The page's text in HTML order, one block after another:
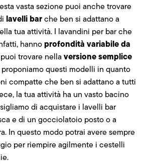
vasta sezione puoi anche trovare
lavelli barche ben si adattano a
tua attività. I lavandini per bar che
hannoprofondità variabile da
trovare nella versione semplice
proponiamo questi modelli in quanto
compatte che ben si adattano a tutti
la tua attività ha un vasto bacino
di acquistare i lavelli bar
e di un gocciolatoio posto o a
In questo modo potrai avere sempre
per riempire agilmente i cestelli